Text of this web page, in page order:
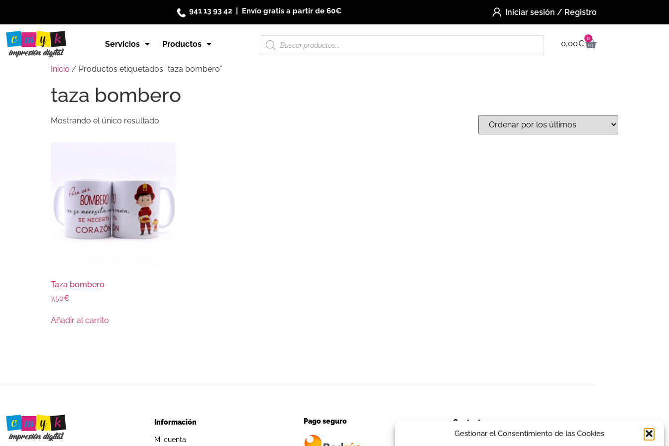
Gestionar el Consentimiento de las Cookies
941 13 93 42 | Envío gratis a partir de 60€ Iniciar sesión / Registro
Servicios Productos 0,00€
0
Inicio / Productos etiquetados “taza bombero”
taza bombero
Mostrando el único resultado
Taza bombero
7,50€
Añadir al carrito
Información
Mi cuenta
Pago seguro Contacto